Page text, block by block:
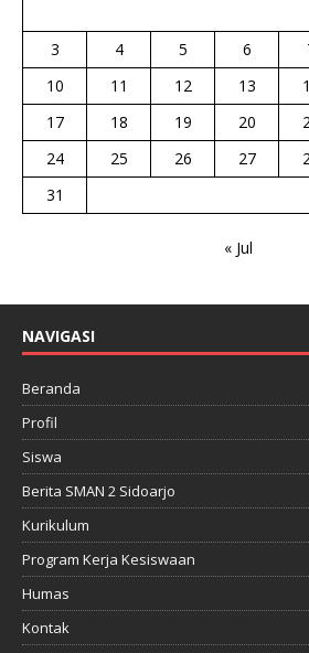
3
4 5 6
10
11 12 13
17
18 19 20
24
25 26 27
31
« Jul
NAVIGASI
Beranda
Profil
Siswa
Berita SMAN 2 Sidoarjo
Kurikulum
Program Kerja Kesiswaan
Humas
Kontak